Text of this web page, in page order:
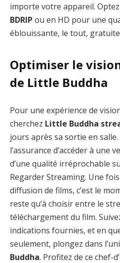
importe votre appareil.
BDRIP ou en HD pour une
éblouissante, le tout,
Optimiser le
de Little Buddha
Pour une expérience de
cherchez Little Buddha
jours après sa sortie en
l’assurance d’accéder à une
d’une qualité irréprochable
Regarder Streaming. Une
diffusion de films, c’est le
reste qu’à choisir entre le
téléchargement du film.
indications fournies, et en
seulement, plongez dans
Buddha. Profitez de ce chef-